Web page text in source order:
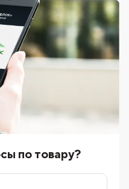
по товару?